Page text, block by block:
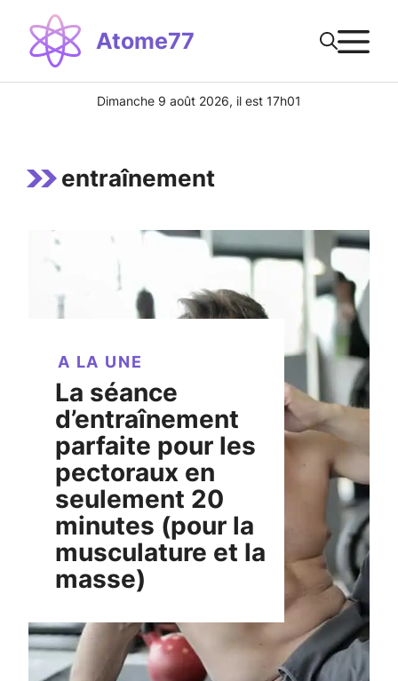
contenu
Atome77
Dimanche 9 août 2026, il est 17h01
entraînement
A LA UNE
La séance
d’entraînement
parfaite pour les
pectoraux en
seulement 20
minutes (pour la
musculature et la
masse)